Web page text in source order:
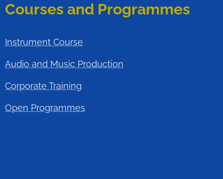
Courses and Programmes
Instrument Course
Audio and Music Production
Corporate Training
Open Programmes